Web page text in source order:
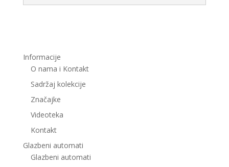
Informacije
O nama i Kontakt
Sadržaj kolekcije
Značajke
Videoteka
Kontakt
Glazbeni automati
Glazbeni automati